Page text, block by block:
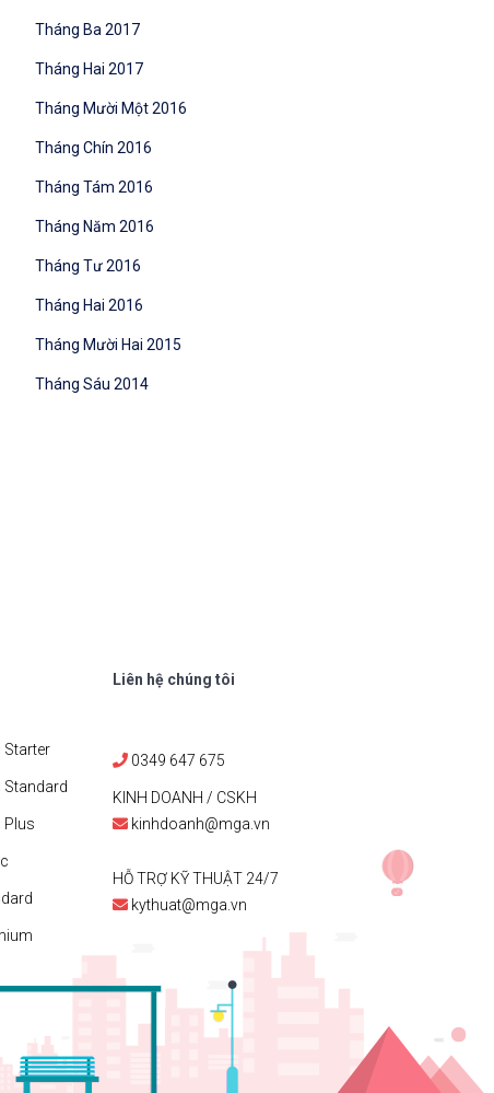
Tháng Ba 2017
Tháng Hai 2017
Tháng Mười Một 2016
Tháng Chín 2016
Tháng Tám 2016
Tháng Năm 2016
Tháng Tư 2016
Tháng Hai 2016
Tháng Mười Hai 2015
Tháng Sáu 2014
Starter
Plus
Liên hệ chúng tôi
0349 647 675
KINH DOANH / CSKH
kinhdoanh@mga.vn
HỖ TRỢ KỸ THUẬT 24/7
kythuat@mga.vn